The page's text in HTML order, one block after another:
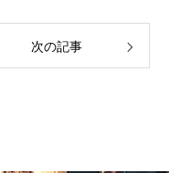
次の記事